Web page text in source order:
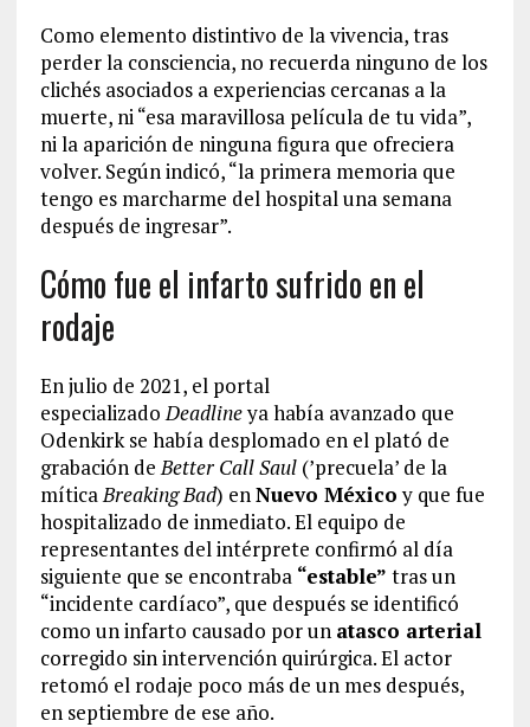
Como elemento distintivo de la vivencia, tras
perder la consciencia, no recuerda ninguno de los
clichés asociados a experiencias cercanas a la
muerte, ni “esa maravillosa película de tu vida”,
ni la aparición de ninguna figura que ofreciera
volver. Según indicó, “la primera memoria que
tengo es marcharme del hospital una semana
después de ingresar”.
Cómo fue el infarto sufrido en el
rodaje
En julio de 2021, el portal
especializadoDeadlineya había avanzado que
Odenkirk se había desplomado en el plató de
grabación deBetter Call Saul(’precuela’ de la
míticaBreaking Bad) enNuevo Méxicoy que fue
hospitalizado de inmediato. El equipo de
representantes del intérprete confirmó al día
siguiente que se encontraba “estable” tras un
“incidente cardíaco”, que después se identificó
como un infarto causado por un atasco arterial
corregido sin intervención quirúrgica. El actor
retomó el rodaje poco más de un mes después,
en septiembre de ese año.